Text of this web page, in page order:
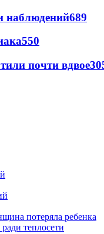
наблюдений689
550
почти вдвое
потеряла ребенка
теплосети